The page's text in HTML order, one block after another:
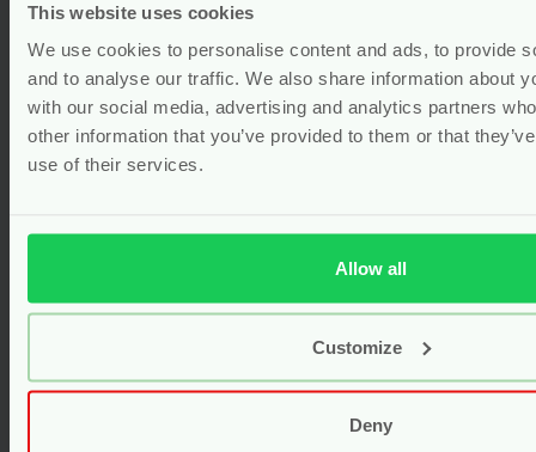
This website uses cookies
We use cookies to personalise content and ads, to provide
and to analyse our traffic. We also share information about
with our social media, advertising and analytics partners
other information that you’ve provided to them or that
use of their services.
Allow all
Customize
Deny
(1)
Voor11.99
Bekijken